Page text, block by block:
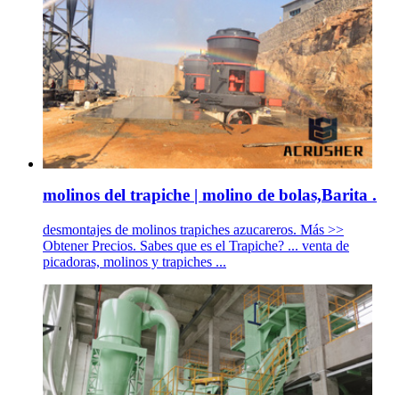
molinos del trapiche | molino de bolas,Barita .
desmontajes de molinos trapiches azucareros. Más >>
Obtener Precios. Sabes que es el Trapiche? ... venta de
picadoras, molinos y trapiches ...